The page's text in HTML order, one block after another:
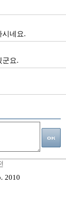
시네요.
군요.
2010